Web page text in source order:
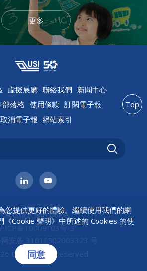
更多
虛擬展廳 聯絡我們 新聞中心
部落格 使用條款 訂閱電子報
取消電子報 網站索引
隱私權政策 |Cookie
ICP备10009103号-3
网安备 31011502003323 号
USI All rights reserved.
Top
您提供更好的體驗。繼續使用我們的網
《Cookie 聲明》中所述的 Cookies 的使
同意